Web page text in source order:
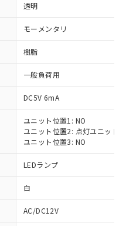
透明
モーメンタリ
樹脂
一般負荷用
DC5V 6mA
ユニット位置1: NO
ユニット位置2: 点灯ユニット
ユニット位置3: NO
LEDランプ
白
AC/DC12V